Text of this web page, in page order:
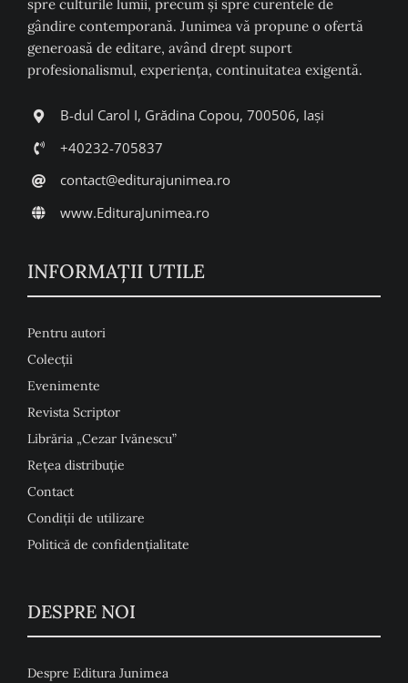
spre culturile lumii, precum şi spre curentele de
gândire contemporană. Junimea vă propune o ofertă
generoasă de editare, având drept suport
profesionalismul, experiența, continuitatea exigentă.
B-dul Carol I, Grădina Copou, 700506, Iași
+40232-705837
contact@editurajunimea.ro
www.EdituraJunimea.ro
INFORMAŢII UTILE
Pentru autori
Colecţii
Evenimente
Revista Scriptor
Librăria „Cezar Ivănescu”
Rețea distribuție
Contact
Condiţii de utilizare
Politică de confidențialitate
DESPRE NOI
Despre Editura Junimea